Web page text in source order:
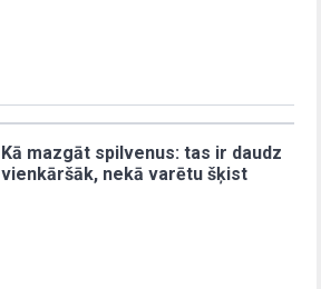
Kā mazgāt spilvenus: tas ir daudz
vienkāršāk, nekā varētu šķist